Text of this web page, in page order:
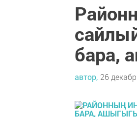
бара,
автор, 26